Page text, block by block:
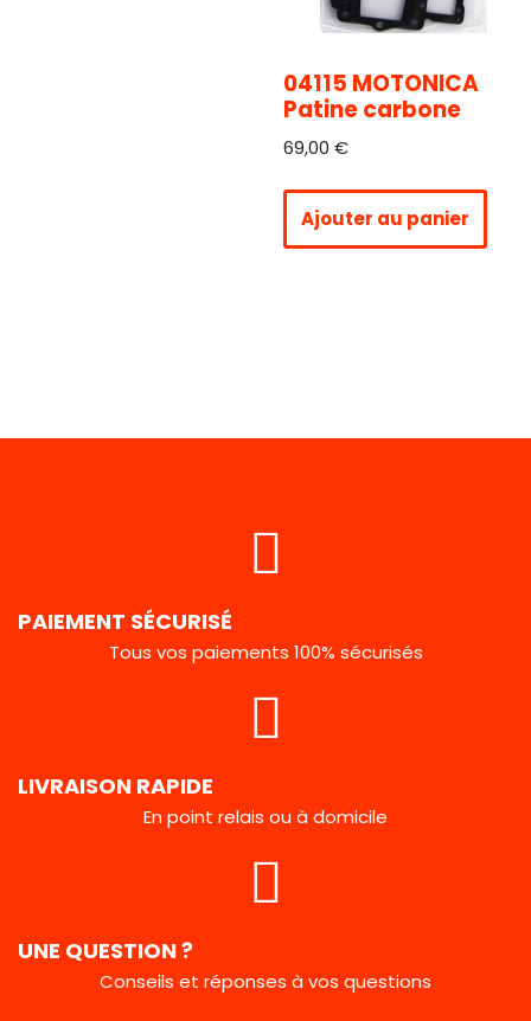
04115 MOTONICA
Patine carbone
69,00 €
Ajouter au panier
PAIEMENT SÉCURISÉ
Tous vos paiements 100% sécurisés
LIVRAISON RAPIDE
En point relais ou à domicile
UNE QUESTION ?
Conseils et réponses à vos questions